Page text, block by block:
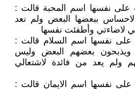
على نفسها اسم المحبة قالت :
ببعضها البعض ولم نعد
لاضاءتي وأطفئت نفسها
على نفسها اسم السلام قالت :
ويذبحون بعضهم البعض وليس
ولم يعد من فائدة لاشتعالي
على نفسها اسم الايمان قالت :